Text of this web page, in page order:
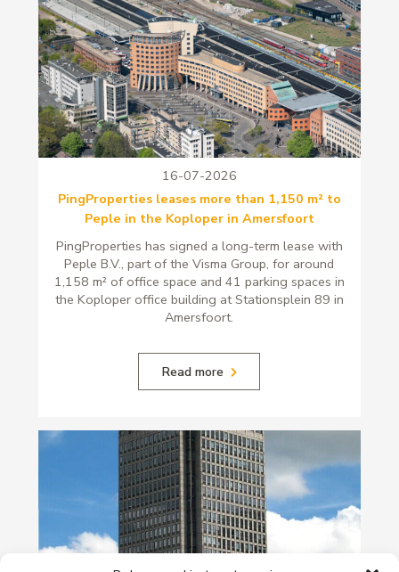
16-07-2026
PingProperties leases more than 1,150 m² to
Peple in the Koploper in Amersfoort
PingProperties has signed a long-term lease with
Peple B.V., part of the Visma Group, for around
1,158 m² of office space and 41 parking spaces in
the Koploper office building at Stationsplein 89 in
Amersfoort.
Read more